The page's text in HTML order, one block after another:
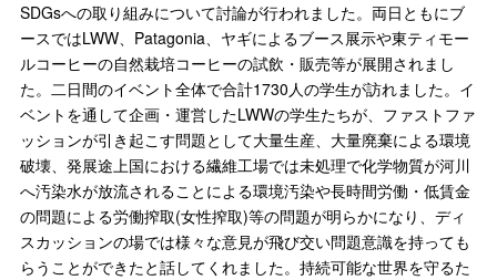
SDGsへの取り組みについて討論が行われました。両日ともにブ
ースではLWW、Patagonia、ヤギによるブース展示や東ティモー
ルコーヒーの自然栽培コーヒーの試飲・販売等が展開されまし
た。二日間のイベント全体で合計1730人の学生が訪れました。イ
ベントを通して企画・運営したLWWの学生たちが、ファストファ
ッションが引き起こす問題として大量生産、大量廃棄による環境
破壊、発展途上国における繊維工場では未処理で化学物質が河川
へ汚染水が放流されることによる環境汚染や長時間労働・低賃金
の問題による労働搾取(女性搾取)等の問題が明らかになり、ディ
スカッションの場では様々な意見が飛び交い問題意識を持っても
らうことができたと話してくれました。持続可能な世界を守るた